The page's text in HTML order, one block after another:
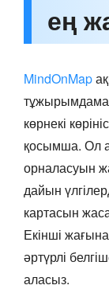
ең
MindOnMap
көрнекі
қосымша. Ол
орналасуын
дайын
картасын
Екінші
әртүрлі
аласыз.